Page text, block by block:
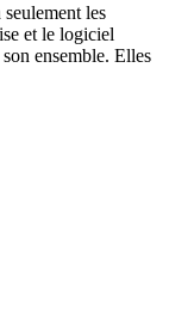
les
et le logiciel
ensemble. Elles